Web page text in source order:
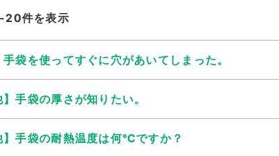
20件を表示
手袋を使ってすぐに穴があいてしまった。
】手袋の厚さが知りたい。
】手袋の耐熱温度は何℃ですか？